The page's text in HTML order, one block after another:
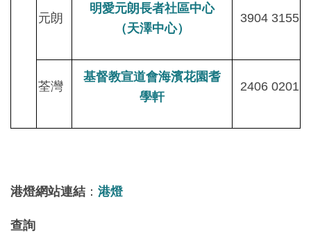
元朗
明愛元朗長者社區中心
（天澤中心）
3904 3155
荃灣
基督教宣道會海濱花園耆
學軒
2406 0201
港燈網站連結 ： 港燈
查詢